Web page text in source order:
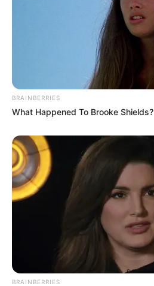
BRAINBERRIES
What Happened To Brooke Shields?
BRAINBERRIES